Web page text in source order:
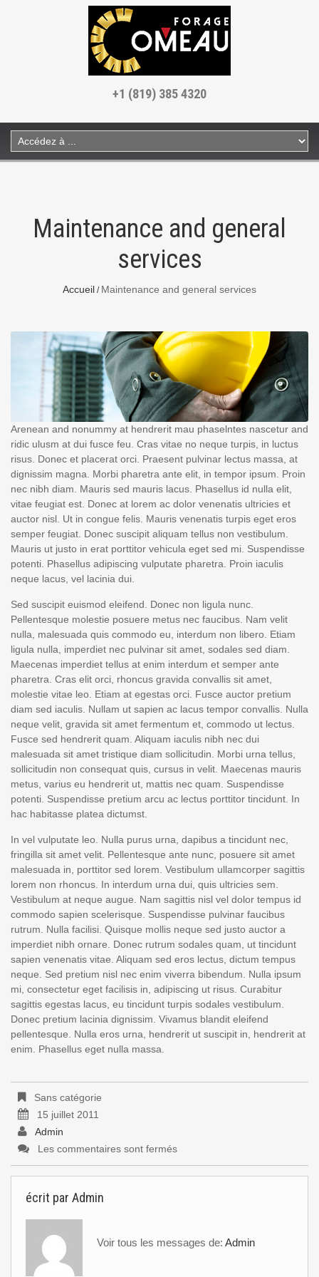
+1 (819) 385 4320
Maintenance and general
services
Accueil Maintenance and general services
Arenean and nonummy at hendrerit mau phaselntes nascetur and
ridic ulusm at dui fusce feu. Cras vitae no neque turpis, in luctus
risus. Donec et placerat orci. Praesent pulvinar lectus massa, at
dignissim magna. Morbi pharetra ante elit, in tempor ipsum. Proin
nec nibh diam. Mauris sed mauris lacus. Phasellus id nulla elit,
vitae feugiat est. Donec at lorem ac dolor venenatis ultricies et
auctor nisl. Ut in congue felis. Mauris venenatis turpis eget eros
semper feugiat. Donec suscipit aliquam tellus non vestibulum.
Mauris ut justo in erat porttitor vehicula eget sed mi. Suspendisse
potenti. Phasellus adipiscing vulputate pharetra. Proin iaculis
neque lacus, vel lacinia dui.
Sed suscipit euismod eleifend. Donec non ligula nunc.
Pellentesque molestie posuere metus nec faucibus. Nam velit
nulla, malesuada quis commodo eu, interdum non libero. Etiam
ligula nulla, imperdiet nec pulvinar sit amet, sodales sed diam.
Maecenas imperdiet tellus at enim interdum et semper ante
pharetra. Cras elit orci, rhoncus gravida convallis sit amet,
molestie vitae leo. Etiam at egestas orci. Fusce auctor pretium
diam sed iaculis. Nullam ut sapien ac lacus tempor convallis. Nulla
neque velit, gravida sit amet fermentum et, commodo ut lectus.
Fusce sed hendrerit quam. Aliquam iaculis nibh nec dui
malesuada sit amet tristique diam sollicitudin. Morbi urna tellus,
sollicitudin non consequat quis, cursus in velit. Maecenas mauris
metus, varius eu hendrerit ut, mattis nec quam. Suspendisse
potenti. Suspendisse pretium arcu ac lectus porttitor tincidunt. In
hac habitasse platea dictumst.
In vel vulputate leo. Nulla purus urna, dapibus a tincidunt nec,
fringilla sit amet velit. Pellentesque ante nunc, posuere sit amet
malesuada in, porttitor sed lorem. Vestibulum ullamcorper sagittis
lorem non rhoncus. In interdum urna dui, quis ultricies sem.
Vestibulum at neque augue. Nam sagittis nisl vel dolor tempus id
commodo sapien scelerisque. Suspendisse pulvinar faucibus
rutrum. Nulla facilisi. Quisque mollis neque sed justo auctor a
imperdiet nibh ornare. Donec rutrum sodales quam, ut tincidunt
sapien venenatis vitae. Aliquam sed eros lectus, dictum tempus
neque. Sed pretium nisl nec enim viverra bibendum. Nulla ipsum
mi, consectetur eget facilisis in, adipiscing ut risus. Curabitur
sagittis egestas lacus, eu tincidunt turpis sodales vestibulum.
Donec pretium lacinia dignissim. Vivamus blandit eleifend
pellentesque. Nulla eros urna, hendrerit ut suscipit in, hendrerit at
enim. Phasellus eget nulla massa.
Sans catégorie
15 juillet 2011
Admin
Les commentaires sont fermés
écrit par Admin
Voir tous les messages de: Admin